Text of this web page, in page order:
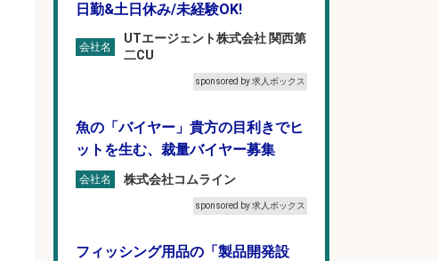
日勤&土日休み/未経験OK!
会社名
UTエージェント株式会社 関西第
二CU
sponsored by 求人ボックス
魚の「バイヤー」貴方の目利きでヒ
ットを生む、裁量バイヤー募集
会社名 株式会社コムライン
sponsored by 求人ボックス
フィッシング用品の「製品開発設